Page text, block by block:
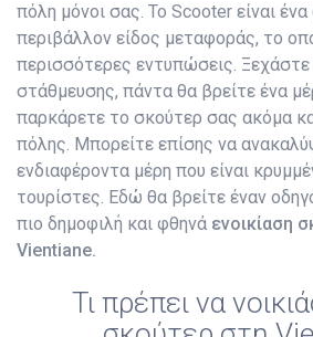
πόλη μόνοι σας. Το Scooter είναι
περιβάλλον είδος μεταφοράς, το
περισσότερες εντυπώσεις.
στάθμευσης, πάντα θα βρείτε ένα
παρκάρετε το σκούτερ σας ακόμα
πόλης. Μπορείτε επίσης να
ενδιαφέροντα μέρη που είναι
τουρίστες. Εδώ θα βρείτε έναν
πιο δημοφιλή και φθηνά ενοικίαση
Vientiane.
Τι πρέπει να